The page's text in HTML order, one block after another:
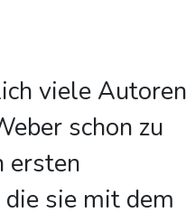
viele Autoren
schon zu
ersten
sie mit dem